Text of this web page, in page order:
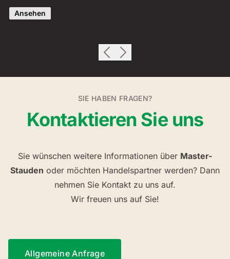
Ansehen
SIE HABEN FRAGEN?
Kontaktieren Sie uns
Sie wünschen weitere Informationen über Master-
Stauden oder möchten Handelspartner werden? Dann
nehmen Sie Kontakt zu uns auf.
Wir freuen uns auf Sie!
Allgemeine Anfrage